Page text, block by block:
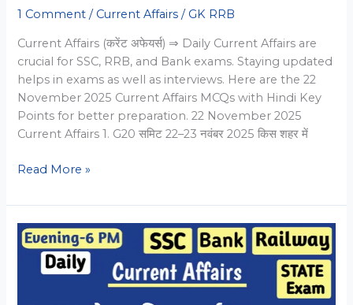
1 Comment / Current Affairs / GK RRB
Current Affairs (करेंट अफेयर्स) ⇒ Daily Current Affairs are
crucial for SSC, RRB, and Bank exams. Staying updated
helps in exams as well as interviews. Here are the 22
November 2025 Current Affairs MCQs with Hindi Key
Points for better preparation. 22 November 2025
Current Affairs 1. G20 समिट 22–23 नवंबर 2025 किस शहर में
22
2025
Current
Affairs
MCQs
Read More »